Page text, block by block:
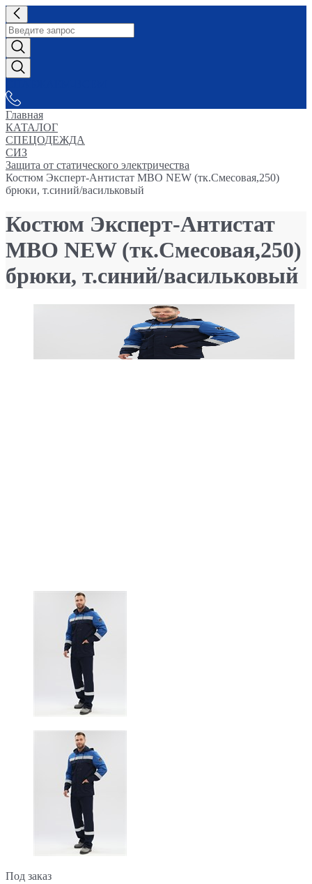
Главная
КАТАЛОГ
СПЕЦОДЕЖДА
СИЗ
Защита от статического электричества
Костюм Эксперт-Антистат МВО NEW (тк.Смесовая,250)
брюки, т.синий/васильковый
Костюм Эксперт-Антистат
МВО NEW (тк.Смесовая,250)
брюки, т.синий/васильковый
Под заказ